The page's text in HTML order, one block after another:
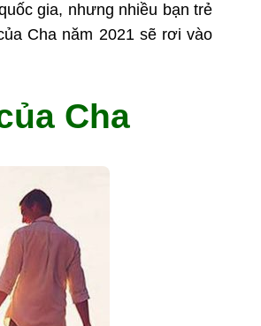
gia, nhưng nhiều bạn trẻ
Cha năm 2021 sẽ rơi vào
Cha